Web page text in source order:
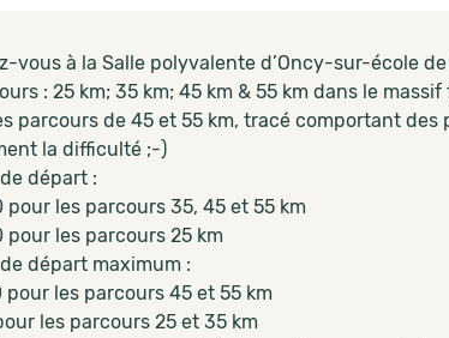
vous à la Salle polyvalente d’Oncy-sur-école
: 25 km; 35 km; 45 km & 55 km dans le
parcours de 45 et 55 km, tracé comportant
la difficulté ;-)
départ :
pour les parcours 35, 45 et 55 km
pour les parcours 25 km
départ maximum :
pour les parcours 45 et 55 km
les parcours 25 et 35 km